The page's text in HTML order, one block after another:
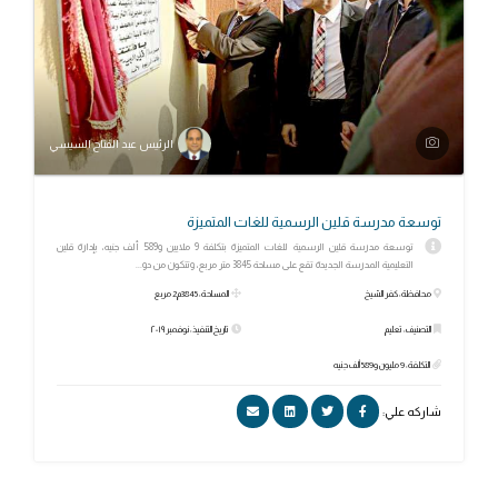
الرئيس عبد الفتاح السيسي
توسعة مدرسة قلين الرسمية للغات المتميزة
توسعة مدرسة قلين الرسمية للغات المتميزة بتكلفة 9 ملايين و589 ألف جنيه، بإدارة قلين
التعليمية المدرسة الجديدة تقع على مساحة 3845 متر مربع، وتتكون من دو...
محافظة: كفر الشيخ
التصنيف: تعليم
التكلفة: 9 مليون و589 ألف جنيه
المساحة: 3845م2 مربع
تاريخ التنفيذ: نوفمبر ٢٠١٩
شاركه علي: